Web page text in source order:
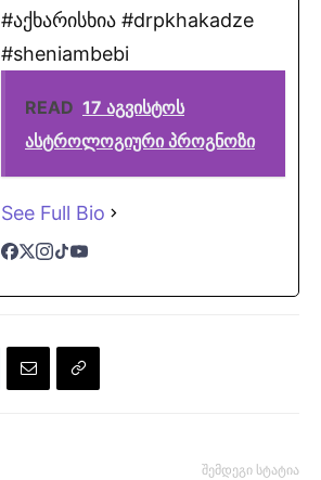
#აქხარისხია #drpkhakadze
#sheniambebi
READ 17 აგვისტოს
ასტროლოგიური პროგნოზი
See Full Bio
შემდეგი სტატია